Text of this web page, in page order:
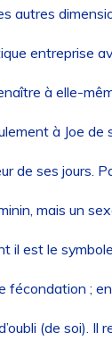
autres
entreprise
à elle-
à Joe de
de ses jours.
mais un
il est le
;
(de soi). Il